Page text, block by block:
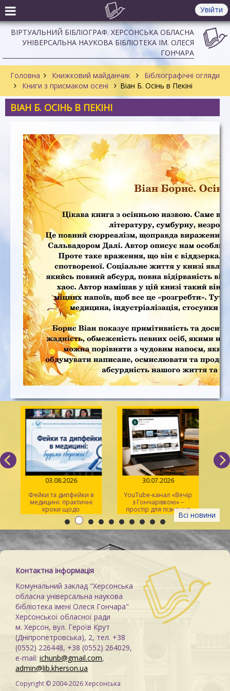
Увійти
ВІРТУАЛЬНИЙ БІБЛІОГРАФ. ХЕРСОНСЬКА ОБЛАСНА
УНІВЕРСАЛЬНА НАУКОВА БІБЛІОТЕКА ІМ. ОЛЕСЯ
ГОНЧАРА
Головна Книжковий майданчик
Бібліографічні огляди
Книги з присмаком осені
Віан Б. Осінь в Пекіні
ВІАН Б. ОСІНЬ В ПЕКІНІ
Всі новини
03.08.2026
Фейки та дипфейки в
медицині: практичні
кроки щодо
розпізнавання
30.07.2026
YouTube-канал «Вечір
з Гончарівкою» –
простір для пізнання
та натхнення
Контактна інформація
Комунальний заклад "Херсонська
обласна універсальна наукова
бібліотека імені Олеся Гончара"
Херсонської обласної ради
м. Херсон, вул. Героїв Крут
(Дніпропетровська), 2, тел. +38
(0552) 226448, +38 (0552) 264029,
e-mail: ichunb@gmail.com,
admin@lib.kherson.ua
Copyright © 2004-2026 Херсонська